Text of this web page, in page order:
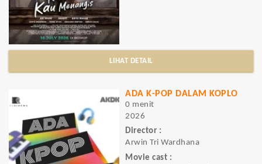
LIHAT DETAIL
ADA K-POP DALAM KOPLO
0 menit
2026
Director :
Arwin Tri Wardhana
Movie cast :